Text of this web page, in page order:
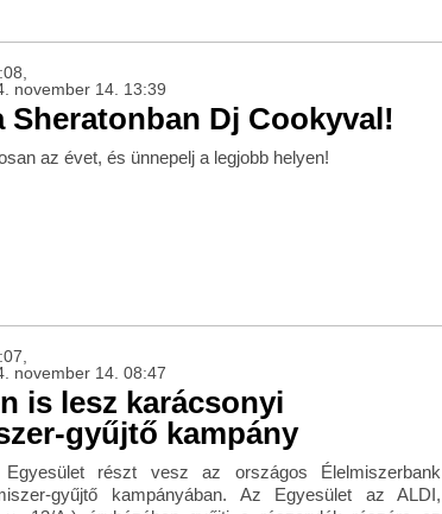
november 14. 13:39
Sheratonban Dj Cookyval!
az évet, és ünnepelj a legjobb helyen!
november 14. 08:47
is lesz karácsonyi
gyűjtő kampány
Egyesület részt vesz az országos Élelmiszerbank
gyűjtő kampányában. Az Egyesület az ALDI,